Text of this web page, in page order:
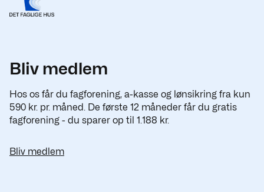
Bliv medlem
Hos os får du fagforening, a-kasse og lønsikring fra kun
590 kr. pr. måned. De første 12 måneder får du gratis
fagforening - du sparer op til 1.188 kr.
Bliv medlem